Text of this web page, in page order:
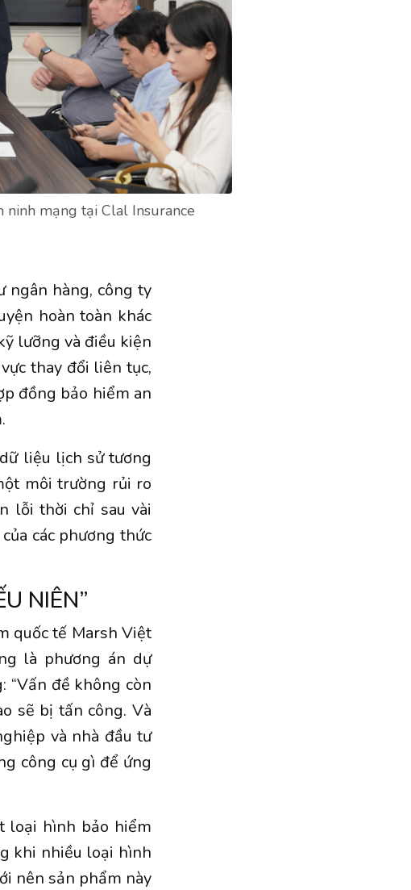
ninh mạng tại Clal Insurance
ngân hàng, công ty
hoàn toàn khác
lưỡng và điều kiện
thay đổi liên tục,
đồng bảo hiểm an
liệu lịch sử tương
môi trường rủi ro
lỗi thời chỉ sau vài
các phương thức
NIÊN”
quốc tế Marsh Việt
là phương án dự
“Vấn đề không còn
sẽ bị tấn công. Và
và nhà đầu tư
công cụ gì để ứng
loại hình bảo hiểm
khi nhiều loại hình
nên sản phẩm này